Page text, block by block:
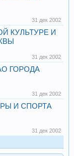
31 дек 2002
КУЛЬТУРЕ И
31 дек 2002
ГОРОДА
31 дек 2002
И СПОРТА
31 дек 2002